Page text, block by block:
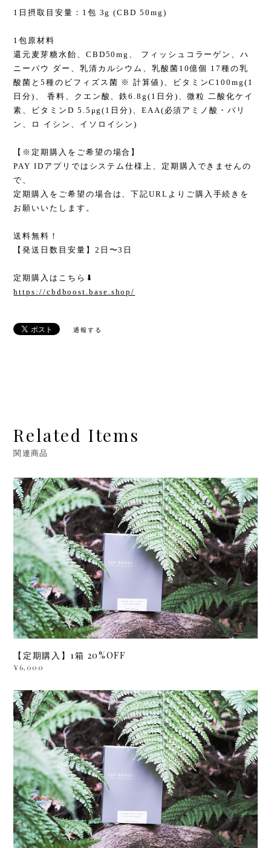
1日摂取目安量：1包 3g (CBD 50mg)
1包原材料
還元麦芽糖水飴、CBD50mg、 フィッシュコラーゲン、ハ
ニーパウ ダー、乳清カルシウム、乳酸菌10億個 17種の乳
酸菌と5種のビフィズス菌 ※ 計算値)、ビタミンC100mg(1
日分)、 香料、クエン酸、鉄6.8g(1日分)、微粒 二酸化ケイ
素、ビタミンD 5.5μg(1日分)、EAA(必須アミノ酸・バリ
ン、ロ イシン、イソロイシン)
【※定期購入をご希望の場合】
PAY IDアプリではシステム仕様上、定期購入できませんの
で、
定期購入をご希望の場合は、下記URLよりご購入手続きを
お願いいたします。
送料無料！
【発送日数目安量】2日〜3日
定期購入はこちら⬇︎
https://cbdboost.base.shop/
通報する
Related Items
関連商品
【定期購入】1箱 20%OFF
¥6,000